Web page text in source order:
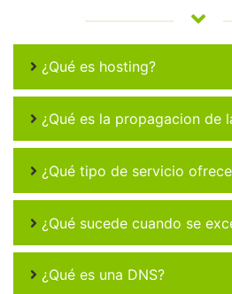
¿Qué es hosting?
¿Qué es la propagacion de
¿Qué tipo de servicio
¿Qué sucede cuando se
¿Qué es una DNS?